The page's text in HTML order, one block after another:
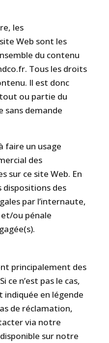
les
Web sont les
du contenu
Tous les droits
Il est donc
ou partie du
sans demande
faire un usage
des
sur ce site Web. En
dispositions des
par l’internaute,
ou pénale
principalement des
ce n’est pas le cas,
indiquée en légende
de réclamation,
via notre
sur notre